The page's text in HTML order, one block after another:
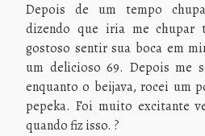
Depois de um tempo
dizendo que iria me chupar
gostoso sentir sua boca em
um delicioso 69. Depois me
enquanto o beijava, rocei um
pepeka. Foi muito excitante
quando fiz isso. ?